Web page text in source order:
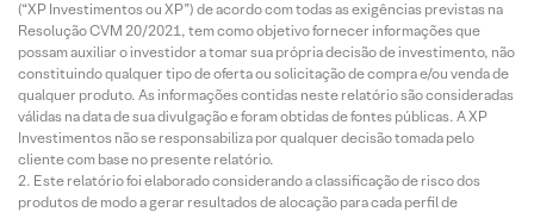
(“XP Investimentos ou XP”) de acordo com todas as exigências previstas na
Resolução CVM 20/2021, tem como objetivo fornecer informações que
possam auxiliar o investidor a tomar sua própria decisão de investimento, não
constituindo qualquer tipo de oferta ou solicitação de compra e/ou venda de
qualquer produto. As informações contidas neste relatório são consideradas
válidas na data de sua divulgação e foram obtidas de fontes públicas. A XP
Investimentos não se responsabiliza por qualquer decisão tomada pelo
cliente com base no presente relatório.
Este relatório foi elaborado considerando a classificação de risco dos
produtos de modo a gerar resultados de alocação para cada perfil de